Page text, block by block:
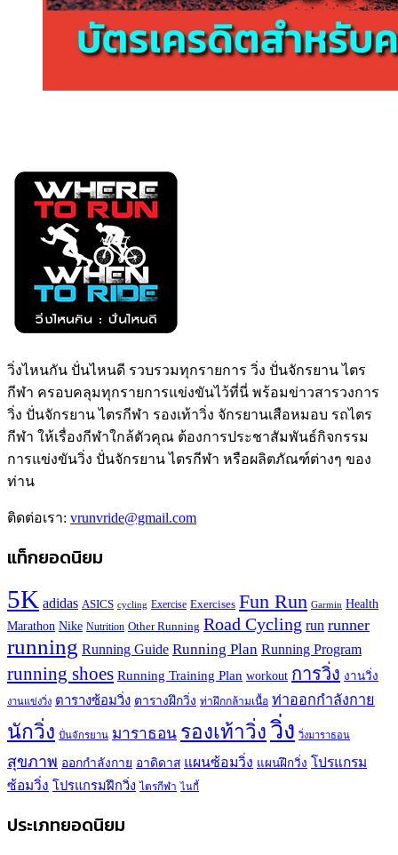
วิ่งไหนกัน ปั่นไหนดี รวบรวมทุกรายการ วิ่ง ปั่นจักรยาน ไตร
กีฬา ครอบคลุมทุกรายการแข่งขันไว้ที่นี่ พร้อมข่าวสารวงการ
วิ่ง ปั่นจักรยาน ไตรกีฬา รองเท้าวิ่ง จักรยานเสือหมอบ รถไตร
กีฬา ให้เรื่องกีฬาใกล้ตัวคุณ ต้องการประชาสัมพันธ์กิจกรรม
การแข่งขันวิ่ง ปั่นจักรยาน ไตรกีฬา หรือผลิตภัณฑ์ต่างๆ ของ
ท่าน
ติดต่อเรา: vrunvride@gmail.com
แท็กยอดนิยม
5K adidas ASICS cycling Exercise Exercises Fun Run Garmin Health
Marathon Nike Nutrition Other Running Road Cycling run runner
running Running Guide Running Plan Running Program
running shoes Running Training Plan workout การวิ่ง งานวิ่ง
งานแข่งวิ่ง ตารางซ้อมวิ่ง ตารางฝึกวิ่ง ท่าฝึกกล้ามเนื้อ ท่าออกกำลังกาย
นักวิ่ง ปั่นจักรยาน มาราธอน รองเท้าวิ่ง วิ่ง วิ่งมาราธอน
สุขภาพ ออกกำลังกาย อาดิดาส แผนซ้อมวิ่ง แผนฝึกวิ่ง โปรแกรม
ซ้อมวิ่ง โปรแกรมฝึกวิ่ง ไตรกีฬา ไนกี้
ประเภทยอดนิยม